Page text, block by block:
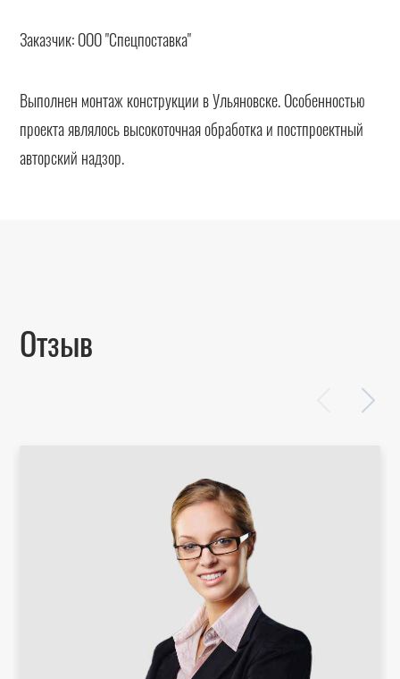
Заказчик:ООО "Спецпоставка"
Выполнен монтаж конструкции в Ульяновске. Особенностью
проекта являлось высокоточная обработка и постпроектный
авторский надзор.
Отзыв